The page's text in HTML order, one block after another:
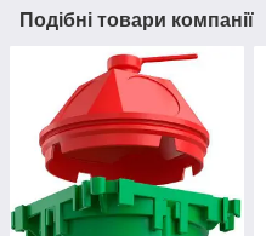
Подібні товари компанії